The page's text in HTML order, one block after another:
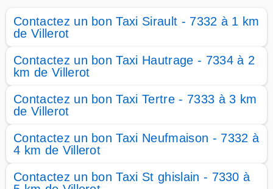
Contactez un bon Taxi Sirault - 7332 à 1 km
de Villerot
Contactez un bon Taxi Hautrage - 7334 à 2
km de Villerot
Contactez un bon Taxi Tertre - 7333 à 3 km
de Villerot
Contactez un bon Taxi Neufmaison - 7332 à
4 km de Villerot
Contactez un bon Taxi St ghislain - 7330 à